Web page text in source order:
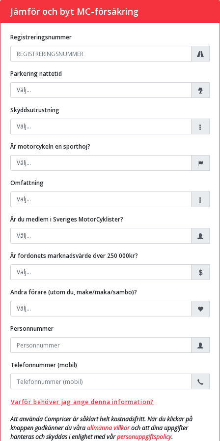
Jämför och byt MC-försäkring
Registreringsnummer
Parkering nattetid
Skyddsutrustning
Är motorcykeln en sporthoj?
Omfattning
Är du medlem i Sveriges MotorCyklister?
Är fordonets marknadsvärde över 250 000kr?
Andra förare (utom du, make/maka/sambo)?
Personnummer
Telefonnummer (mobil)
Varför behöver jag ange denna information?
Att använda Compricer är såklart helt kostnadsfritt. När du klickar på
knappen godkänner du våraallmänna villkoroch att dina uppgifter
hanteras och skyddas i enlighet med vårpersonuppgiftspolicy.